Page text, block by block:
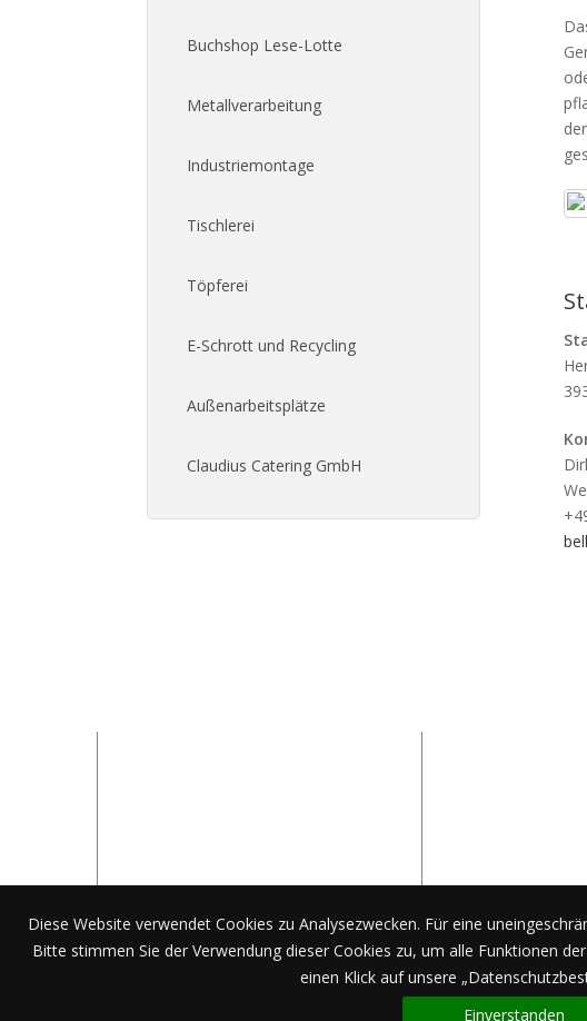
Diese Website verwendet Cookies zu Analysezwecken. Für eine
Bitte stimmen Sie der Verwendung dieser Cookies zu, um alle Funktionen
einen Klick auf unsere
Einverstanden
Buchshop Lese-Lotte
Metallverarbeitung
Industriemontage
Tischlerei
Töpferei
E-Schrott und Recycling
Außenarbeitsplätze
Claudius Catering GmbH
Pressemitteilungen
Aktuelle